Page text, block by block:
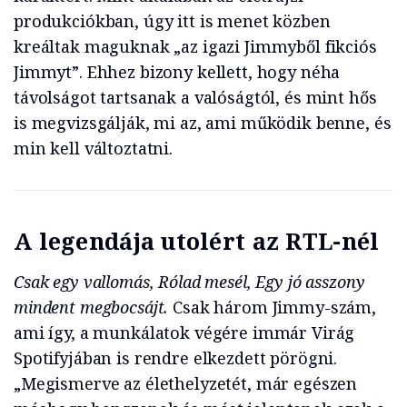
produkciókban, úgy itt is menet közben
kreáltak maguknak „az igazi Jimmyből fikciós
Jimmyt”. Ehhez bizony kellett, hogy néha
távolságot tartsanak a valóságtól, és mint hős
is megvizsgálják, mi az, ami működik benne, és
min kell változtatni.
A legendája utolért az RTL-nél
Csak egy vallomás, Rólad mesél, Egy jó asszony
mindent megbocsájt. Csak három Jimmy-szám,
ami így, a munkálatok végére immár Virág
Spotifyjában is rendre elkezdett pörögni.
„Megismerve az élethelyzetét, már egészen